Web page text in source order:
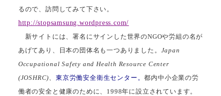
るので、訪問してみて下さい。
http://stopsamsung.wordpress.com/
新サイトには、署名にサインした世界のNGOや労組の名が
あげてあり、日本の団体名も一つありました。 Japan
Occupational Safety and Health Resource Center
(JOSHRC)、 東京労働安全衛生センター。都内中小企業の労
働者の安全と健康のために、1998年に設立されています。